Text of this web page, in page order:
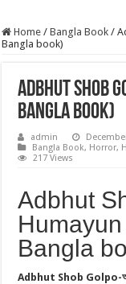
Home / Bangla Book /
Bangla book)
Adbhut Shob
Bangla book)
admin
Bangla Book, Horror,
217 Views
Adbhut
Bangla
Adbhut Shob Golpo-